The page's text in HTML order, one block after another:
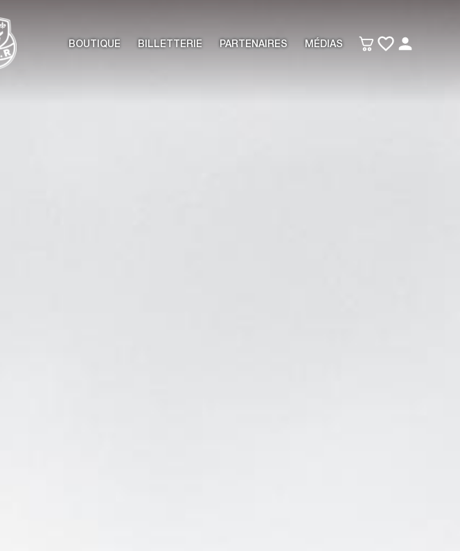
BOUTIQUE BILLETTERIE PARTENAIRES MÉDIAS